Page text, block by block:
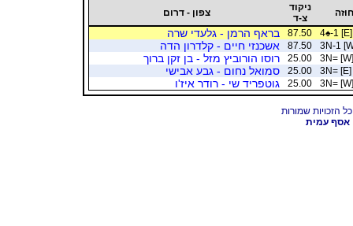
חוזה
ניקוד
צ-ד
צפון - דרום
4♠-1 [E]
87.50 בראף הרמן - גלעדי שרה
3N-1
87.50 אשכנזי חיים - קלדרון הדה
3N= [W]
25.00 רוסו הורוביץ מזל - בן זקן ברוך
3N= [E]
25.00 סמואל נחום - גבע אבישי
3N= [W]
25.00 גוטפריד שי - רודר איז'ו
אסף עמית